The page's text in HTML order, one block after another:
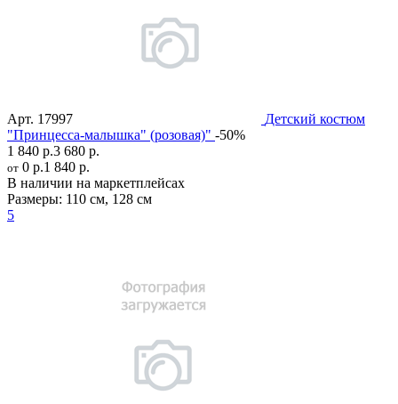
Арт. 17997
Детский костюм
"Принцесса-малышка" (розовая)" -50%
1 840 р.3 680 р.
от 0 р.1 840 р.
В наличии на маркетплейсах
Размеры: 110 см, 128 см
5